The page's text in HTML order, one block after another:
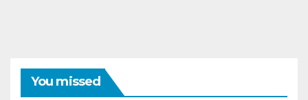
You missed